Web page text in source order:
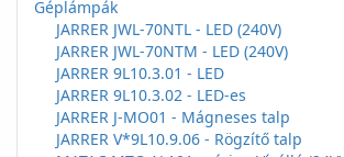
Géplámpák
JARRER JWL-70NTL - LED (240V)
JARRER JWL-70NTM - LED (240V)
JARRER 9L10.3.01 - LED
JARRER 9L10.3.02 - LED-es
JARRER J-MO01 - Mágneses talp
JARRER V*9L10.9.06 - Rögzítő talp